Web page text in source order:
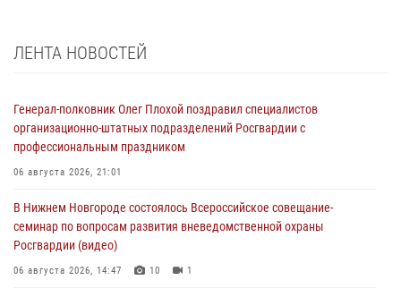
ЛЕНТА НОВОСТЕЙ
Генерал-полковник Олег Плохой поздравил специалистов
организационно-штатных подразделений Росгвардии с
профессиональным праздником
06 августа 2026, 21:01
В Нижнем Новгороде состоялось Всероссийское совещание-
семинар по вопросам развития вневедомственной охраны
Росгвардии (видео)
06 августа 2026, 14:47 10 1